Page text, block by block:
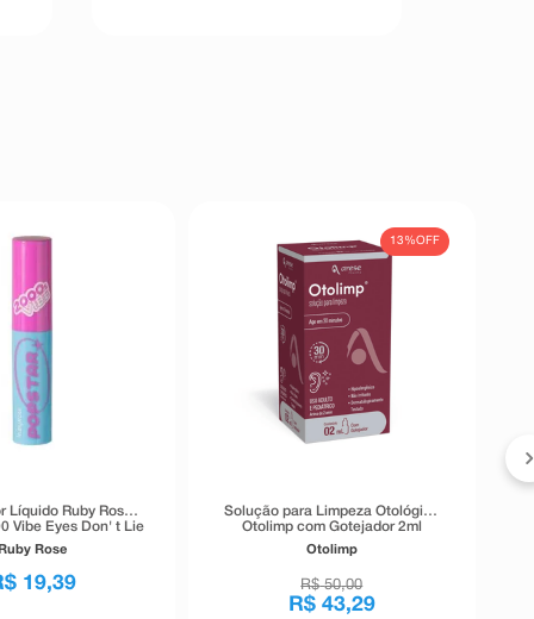
Líquido Ruby Rose
Vibe Eyes Don' t Lie
5,5g
Rose
19,39
13%OFF
Solução para Limpeza Otológica
Otolimp com Gotejador 2ml
Otolimp
R$ 50,00
R$ 43,29